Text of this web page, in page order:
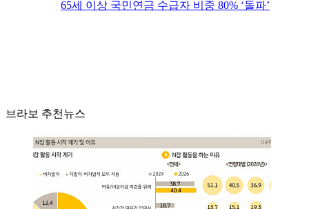
65세 이상 국민연금 수급자 비중 80% ‘돌파’
브라보 추천뉴스